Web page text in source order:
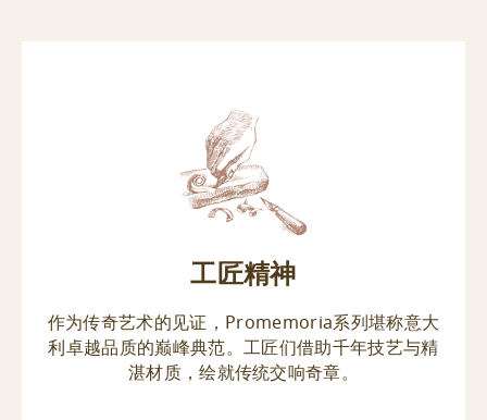
工匠精神
作为传奇艺术的见证，Promemoria系列堪称意大
利卓越品质的巅峰典范。工匠们借助千年技艺与精
湛材质，绘就传统交响奇章。